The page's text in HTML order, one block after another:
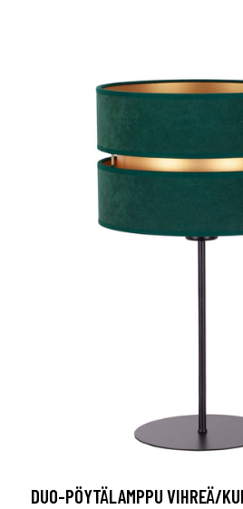
DUO-PÖYTÄLAMPPU VIHREÄ/